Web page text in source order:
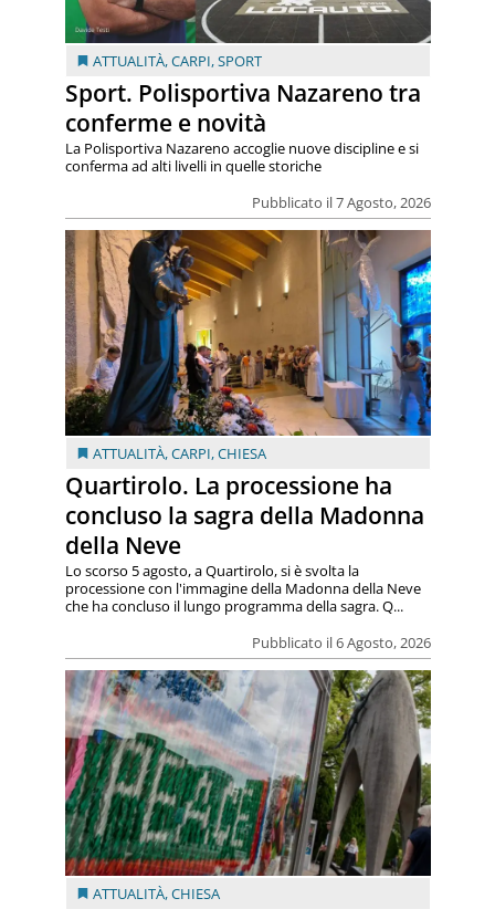
ATTUALITÀ,CARPI,SPORT
Sport. Polisportiva Nazareno tra
conferme e novità
Pubblicato il 7 Agosto, 2026
La Polisportiva Nazareno accoglie nuove discipline e si
conferma ad alti livelli in quelle storiche
ATTUALITÀ,CARPI,CHIESA
Quartirolo. La processione ha
concluso la sagra della Madonna
della Neve
Pubblicato il 6 Agosto, 2026
Lo scorso 5 agosto, a Quartirolo, si è svolta la
processione con l'immagine della Madonna della Neve
che ha concluso il lungo programma della sagra. Q...
ATTUALITÀ,CHIESA